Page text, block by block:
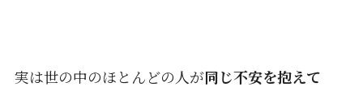
実は世の中のほとんどの人が同じ不安を抱えて